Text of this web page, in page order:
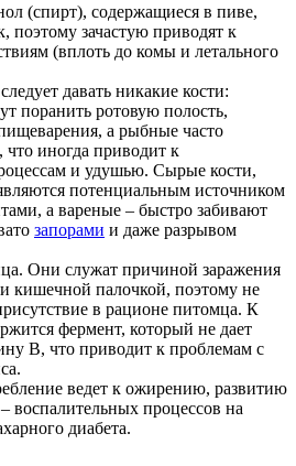
(спирт), содержащиеся в пиве,
поэтому зачастую приводят к
(вплоть до комы и летального
давать никакие кости:
поранить ротовую полость,
а рыбные часто
что иногда приводит к
и удушью. Сырые кости,
потенциальным источником
а вареные – быстро забивают
запорами и даже разрывом
Они служат причиной заражения
кишечной палочкой, поэтому не
в рационе питомца. К
фермент, который не дает
В, что приводит к проблемам с
ведет к ожирению, развитию
воспалительных процессов на
диабета.